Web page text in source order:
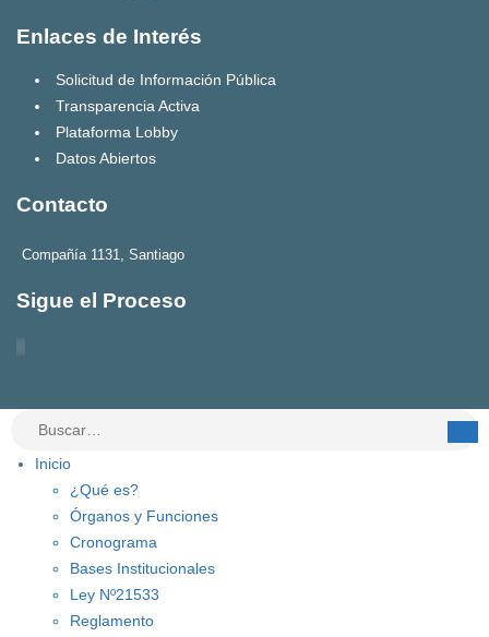
Enlaces de Interés
Solicitud de Información Pública
Transparencia Activa
Plataforma Lobby
Datos Abiertos
Contacto
Compañía 1131, Santiago
Sigue el Proceso
Inicio
¿Qué es?
Órganos y Funciones
Cronograma
Bases Institucionales
Ley Nº21533
Reglamento